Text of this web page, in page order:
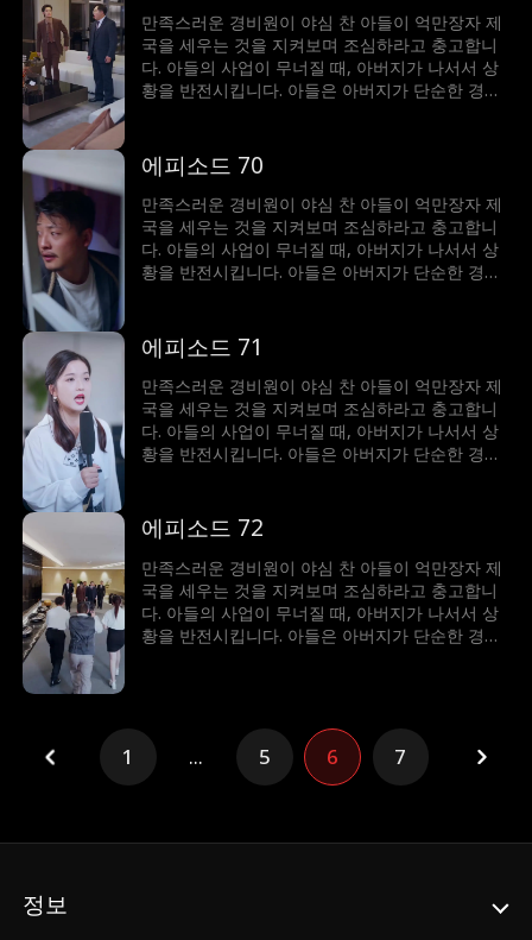
만족스러운 경비원이 야심 찬 아들이 억만장자 제
국을 세우는 것을 지켜보며 조심하라고 충고합니
다. 아들의 사업이 무너질 때, 아버지가 나서서 상
황을 반전시킵니다. 아들은 아버지가 단순한 경비
에피소드 70
만족스러운 경비원이 야심 찬 아들이 억만장자 제
국을 세우는 것을 지켜보며 조심하라고 충고합니
다. 아들의 사업이 무너질 때, 아버지가 나서서 상
황을 반전시킵니다. 아들은 아버지가 단순한 경비
에피소드 71
만족스러운 경비원이 야심 찬 아들이 억만장자 제
국을 세우는 것을 지켜보며 조심하라고 충고합니
다. 아들의 사업이 무너질 때, 아버지가 나서서 상
황을 반전시킵니다. 아들은 아버지가 단순한 경비
에피소드 72
만족스러운 경비원이 야심 찬 아들이 억만장자 제
국을 세우는 것을 지켜보며 조심하라고 충고합니
다. 아들의 사업이 무너질 때, 아버지가 나서서 상
황을 반전시킵니다. 아들은 아버지가 단순한 경비
1 ... 5 6 7
정보